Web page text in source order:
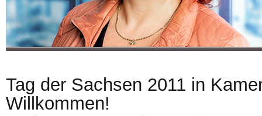
Tag der Sachsen 2011 in
Willkommen!